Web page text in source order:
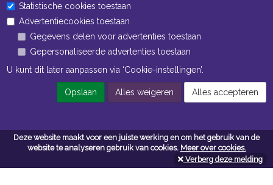
Deze website maakt voor een juiste werking en om het gebruik van de
website te analyseren gebruik van cookies. Meer over cookies.
Verberg deze melding
Openingstijden Kantoor
ma t/m vr 8:30 uur tot 17:00 uur
Openingstijden Magazijn
ma t/m vr 7:00 uur tot 16:30 uur
Algemene voorwaarden
Statistische cookies toestaan
Advertentiecookies toestaan
Gegevens delen voor advertenties toestaan
Gepersonaliseerde advertenties toestaan
U kunt dit later aanpassen via ‘Cookie-instellingen’.
Opslaan Alles weigeren Alles accepteren